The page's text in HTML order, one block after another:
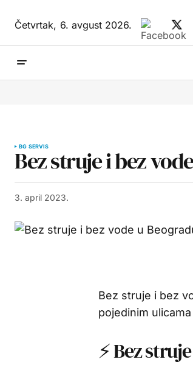
Četvrtak,6. avgust 2026.
BG SERVIS
Bez struje i bez
3. april 2023.
Bez struje i bez
pojedinim
⚡ Bez